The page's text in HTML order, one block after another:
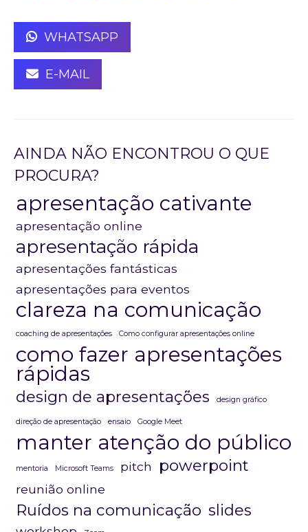
WHATSAPP
E-MAIL
AINDA NÃO ENCONTROU O QUE
PROCURA?
apresentação cativante
apresentação online
apresentação rápida
apresentações fantásticas
apresentações para eventos
clareza na comunicação
coaching de apresentações Como configurar apresentações online
como fazer apresentações
rápidas
design de apresentações design gráfico
direção de apresentação ensaio Google Meet
manter atenção do público
mentoria Microsoft Teams pitch powerpoint
reunião online
Ruídos na comunicação slides